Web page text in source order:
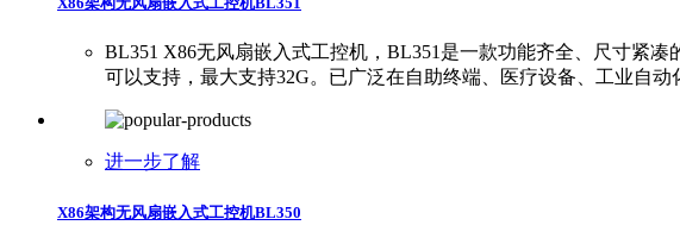
BL351 X86无风扇嵌入式工控机，BL351是一款功能齐全、尺寸紧
可以支持，最大支持32G。已广泛在自助终端、医疗设备、工业自
进一步了解
X86架构无风扇嵌入式工控机BL350